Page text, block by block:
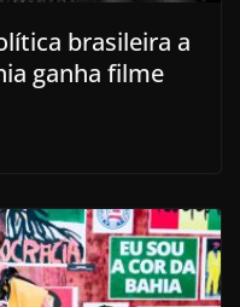
brasileira a
ganha filme